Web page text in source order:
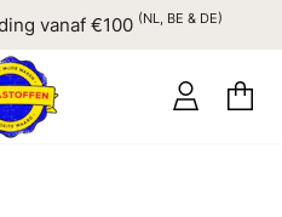
vanaf €100(NL, BE & DE)